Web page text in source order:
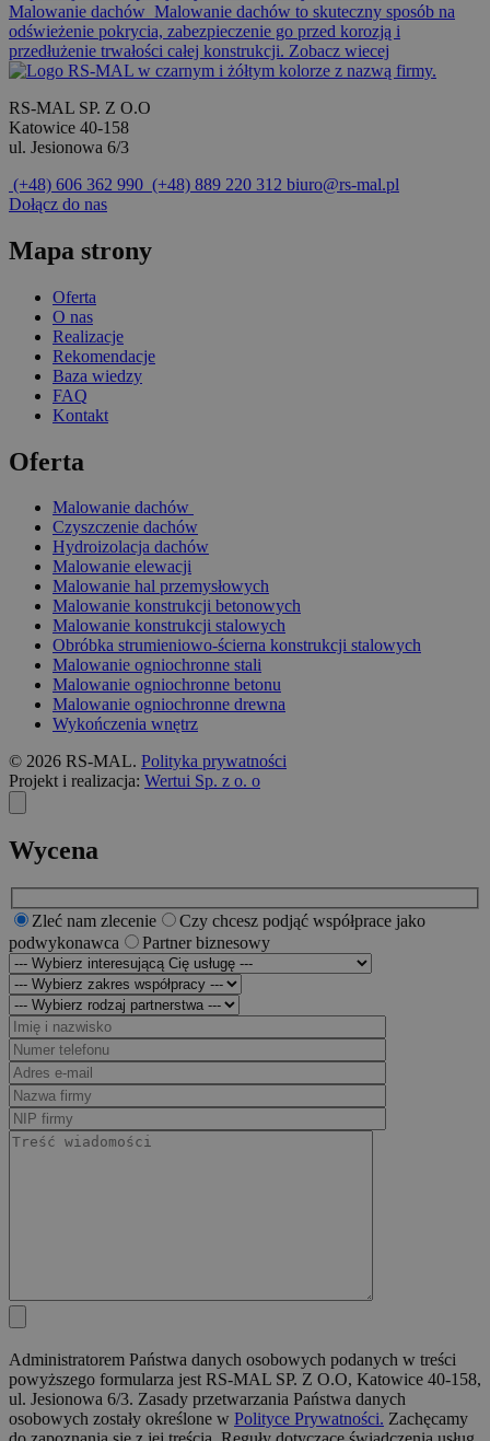
Malowanie dachów Malowanie dachów to skuteczny sposób na
odświeżenie pokrycia, zabezpieczenie go przed korozją i
przedłużenie trwałości całej konstrukcji. Zobacz wiecej
RS-MAL SP. Z O.O
Katowice 40-158
ul. Jesionowa 6/3
(+48) 606 362 990 (+48) 889 220 312 biuro@rs-mal.pl
Dołącz do nas
Mapa strony
Oferta
O nas
Realizacje
Rekomendacje
Baza wiedzy
FAQ
Kontakt
Oferta
Malowanie dachów
Czyszczenie dachów
Hydroizolacja dachów
Malowanie elewacji
Malowanie hal przemysłowych
Malowanie konstrukcji betonowych
Malowanie konstrukcji stalowych
Obróbka strumieniowo-ścierna konstrukcji stalowych
Malowanie ogniochronne stali
Malowanie ogniochronne betonu
Malowanie ogniochronne drewna
Wykończenia wnętrz
© 2026 RS-MAL. Polityka prywatności
Projekt i realizacja: Wertui Sp. z o. o
Wycena
Zleć nam zlecenie
Czy chcesz podjąć współprace jako
podwykonawca
Partner biznesowy
Administratorem Państwa danych osobowych podanych w treści
powyższego formularza jest RS-MAL SP. Z O.O, Katowice 40-158,
ul. Jesionowa 6/3. Zasady przetwarzania Państwa danych
osobowych zostały określone w Polityce Prywatności. Zachęcamy